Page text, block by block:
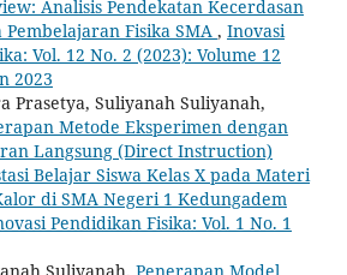
Analisis Pendekatan Kecerdasan
Fisika SMA , Inovasi
Vol. 12 No. 2 (2023): Volume 12
2023
Prasetya, Suliyanah Suliyanah,
Metode Eksperimen dengan
Langsung (Direct Instruction)
Belajar Siswa Kelas X pada Materi
di SMA Negeri 1 ‎Kedungadem
Pendidikan Fisika: Vol. 1 No. 1